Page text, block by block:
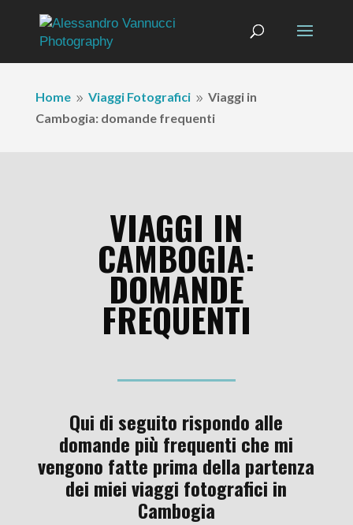
Home 9 Viaggi Fotografici 9 Viaggi in
Cambogia: domande frequenti
VIAGGI IN
CAMBOGIA:
DOMANDE
FREQUENTI
Qui di seguito rispondo alle
domande più frequenti che mi
vengono fatte prima della partenza
dei miei viaggi fotografici in
Cambogia